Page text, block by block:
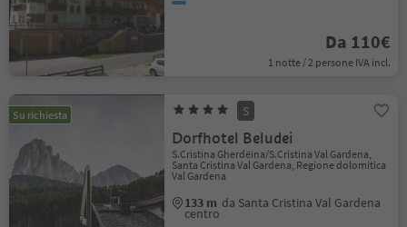
Da 110€
1 notte / 2 persone IVA incl.
Su richiesta S
Dorfhotel Beludei
S.Cristina Gherdëina/S.Cristina Val Gardena,
Santa Cristina Val Gardena, Regione dolomitica
Val Gardena
133 m da Santa Cristina Val Gardena
centro